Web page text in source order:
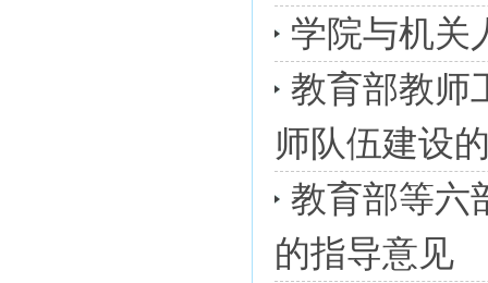
学院与机关
教育部教师
师队伍建设
教育部等六
的指导意见